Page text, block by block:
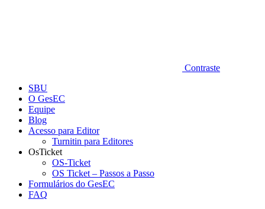
Contraste
SBU
O GesEC
Equipe
Blog
Acesso para Editor
Turnitin para Editores
OsTicket
OS-Ticket
OS Ticket – Passos a Passo
Formulários do GesEC
FAQ